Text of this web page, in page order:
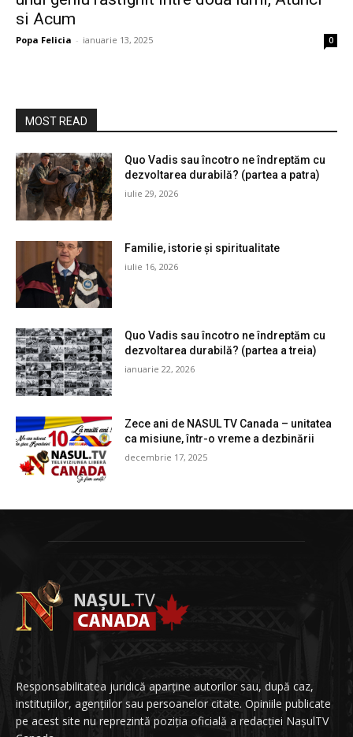
si Acum
Popa Felicia - ianuarie 13, 2025 0
MOST READ
Quo Vadis sau încotro ne îndreptăm cu
dezvoltarea durabilă? (partea a patra)
iulie 29, 2026
Familie, istorie și spiritualitate
iulie 16, 2026
Quo Vadis sau încotro ne îndreptăm cu
dezvoltarea durabilă? (partea a treia)
ianuarie 22, 2026
Zece ani de NASUL TV Canada – unitatea
ca misiune, într-o vreme a dezbinării
decembrie 17, 2025
Responsabilitatea juridică aparține autorilor sau, după caz,
instituțiilor, agențiilor sau persoanelor citate. Opiniile publicate
pe acest site nu reprezintă poziția oficială a redacției NașulTV